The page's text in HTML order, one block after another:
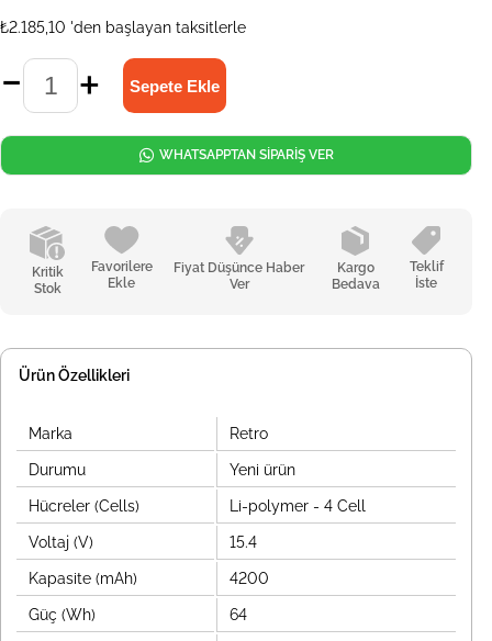
₺2.185,10 'den başlayan taksitlerle
Kritik
Stok
Favorilere
Ekle
Fiyat Düşünce Haber
Ver
Kargo
Bedava
Teklif
İste
WHATSAPPTAN SİPARİŞ VER
Ürün Özellikleri
Marka Retro
Durumu Yeni ürün
Hücreler (Cells) Li-polymer - 4 Cell
Voltaj (V) 15.4
Kapasite (mAh) 4200
Güç (Wh) 64